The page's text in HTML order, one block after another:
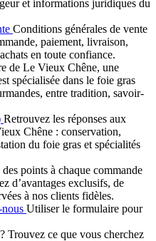
et informations juridiques du
Conditions générales de vente
paiement, livraison,
en toute confiance.
de Le Vieux Chêne, une
spécialisée dans le foie gras
entre tradition, savoir-
Retrouvez les réponses aux
Chêne : conservation,
du foie gras et spécialités
points à chaque commande
d’avantages exclusifs, de
à nos clients fidèles.
Utiliser le formulaire pour
Trouvez ce que vous cherchez